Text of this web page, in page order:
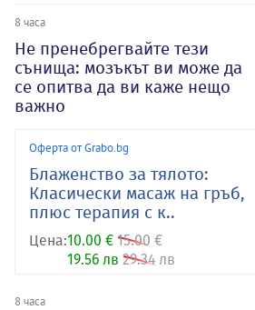
8 часа
Не пренебрегвайте тези
сънища: мозъкът ви може да
се опитва да ви каже нещо
важно
Оферта от Grabo.bg
Блаженство за тялото:
Класически масаж на гръб,
плюс терапия с к..
Цена:10.00 € 15.00 €
19.56 лв 29.34 лв
8 часа